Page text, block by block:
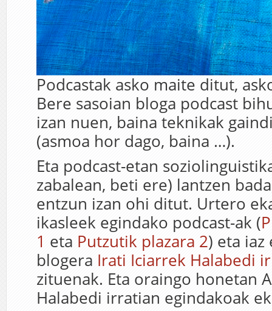
Podcastak asko maite ditut,
Bere sasoian bloga podcast
izan nuen, baina teknikak
(asmoa hor dago, baina …).
Eta podcast-etan
zabalean, beti ere) lantzen
entzun izan ohi ditut. Urtero
ikasleek egindako podcast-ak (
1 eta Putzutik plazara 2) eta
blogera Irati Iciarrek Halabedi
zituenak. Eta oraingo honetan
Halabedi irratian egindakoak